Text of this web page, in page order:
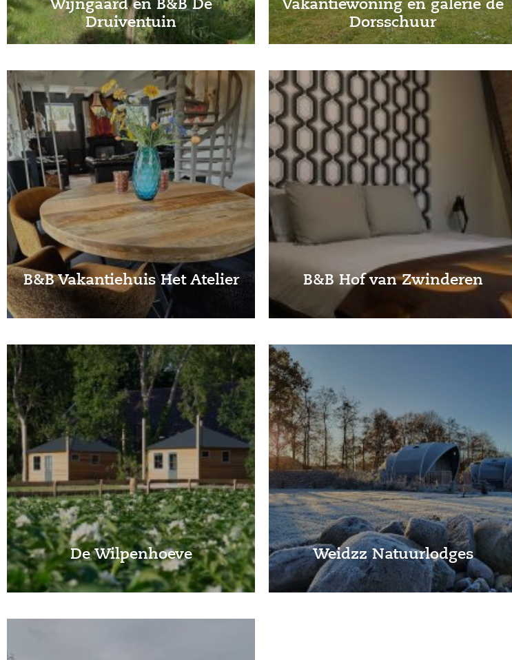
Wijngaard en B&B De
Druiventuin
Vakantiewoning en galerie de
Dorsschuur
B&B Vakantiehuis Het Atelier B&B Hof van Zwinderen
De Wilpenhoeve Weidzz Natuurlodges